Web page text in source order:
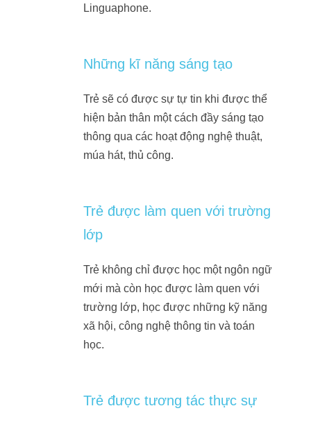
Linguaphone.
Những kĩ năng sáng tạo
Trẻ sẽ có được sự tự tin khi được thể
hiện bản thân một cách đầy sáng tạo
thông qua các hoạt động nghệ thuật,
múa hát, thủ công.
Trẻ được làm quen với trường
lớp
Trẻ không chỉ được học một ngôn ngữ
mới mà còn học được làm quen với
trường lớp, học được những kỹ năng
xã hội, công nghệ thông tin và toán
học.
Trẻ được tương tác thực sự